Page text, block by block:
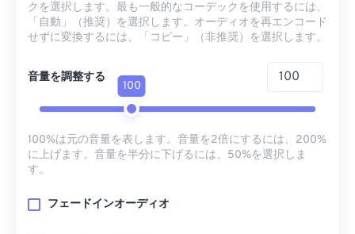
クを選択します。最も一般的なコーデックを使用するには、
「自動」（推奨）を選択します。オーディオを再エンコード
せずに変換するには、「コピー」（非推奨）を選択します。
音量を調整する
100
100%は元の音量を表します。音量を2倍にするには、200%
に上げます。音量を半分に下げるには、50%を選択しま
す。
フェードインオーディオ